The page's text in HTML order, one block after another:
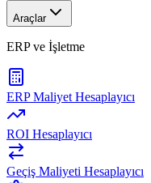
Araçlar
ERP ve İşletme
ERP Maliyet Hesaplayıcı
ROI Hesaplayıcı
Geçiş Maliyeti Hesaplayıcı